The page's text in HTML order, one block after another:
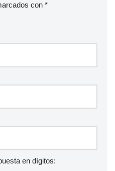
con *
en dígitos: